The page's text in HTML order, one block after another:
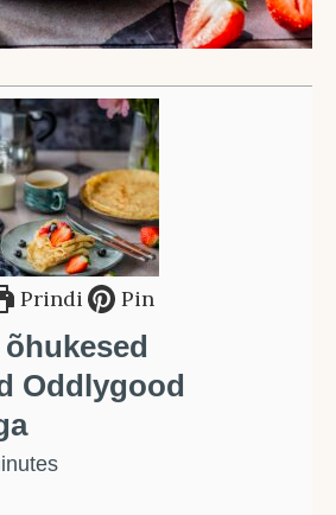
Prindi Pin
Oddlygood